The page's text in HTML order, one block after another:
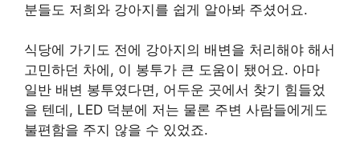
분들도 저희와 강아지를 쉽게 알아봐 주셨어요.
식당에 가기도 전에 강아지의 배변을 처리해야 해서
고민하던 차에, 이 봉투가 큰 도움이 됐어요. 아마
일반 배변 봉투였다면, 어두운 곳에서 찾기 힘들었
을 텐데, LED 덕분에 저는 물론 주변 사람들에게도
불편함을 주지 않을 수 있었죠.